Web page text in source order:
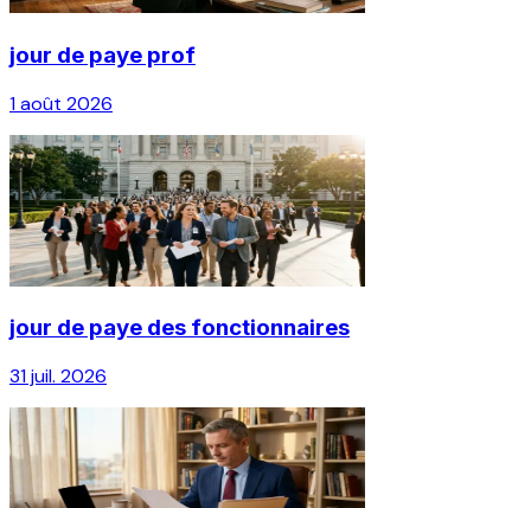
jour de paye prof
1 août 2026
jour de paye des fonctionnaires
31 juil. 2026